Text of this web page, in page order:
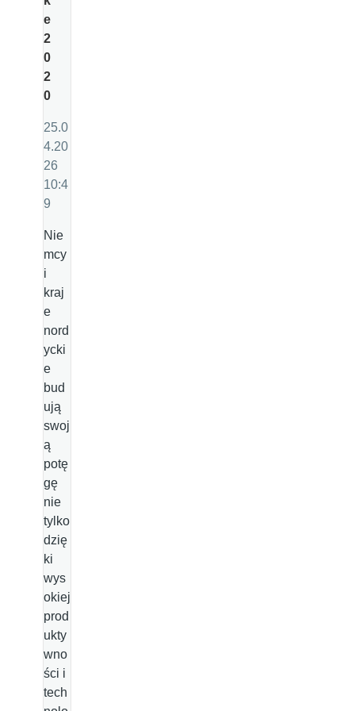
e
2
0
2
0
25.0
4.20
26
10:4
9
Nie
mcy
i
kraj
e
nord
ycki
e
bud
ują
swoj
ą
potę
gę
nie
tylko
dzię
ki
wys
okiej
prod
ukty
wno
ści i
tech